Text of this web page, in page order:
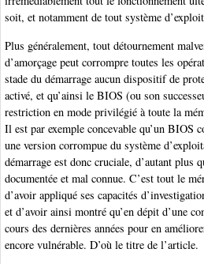
soit, et notamment de tout système
Plus généralement, tout détournement
d’amorçage peut corrompre toutes les
stade du démarrage aucun dispositif de
activé, et qu’ainsi le BIOS (ou son
restriction en mode privilégié à toute la
Il est par exemple concevable qu’un BIOS
une version corrompue du système
démarrage est donc cruciale, d’autant plus
documentée et mal connue. C’est tout le
d’avoir appliqué ses capacités
et d’avoir ainsi montré qu’en dépit d’une
cours des dernières années pour en
encore vulnérable. D’où le titre de l’article.